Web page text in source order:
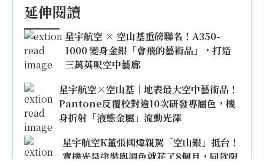
延伸閱讀
星宇航空 × 空山基重磅聯名！A350-
1000 變身金銀「會飛的藝術品」，打造
三萬英呎空中藝廊
星宇航空×空山基｜地表最大空中藝術品！
Pantone反覆校對逾10次研發專屬色，機
身折射「液態金屬」流動光澤
星宇航空K董張國煒親駕「空山銀」抵台！
實機光是塗裝與調色就花了8個月，同款限